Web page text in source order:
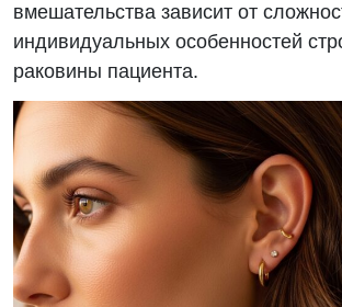
вмешательства зависит от
индивидуальных особенностей
раковины пациента.